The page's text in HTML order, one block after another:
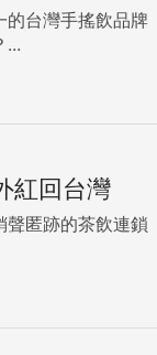
的台灣手搖飲品牌
...
紅回台灣
聲匿跡的茶飲連鎖